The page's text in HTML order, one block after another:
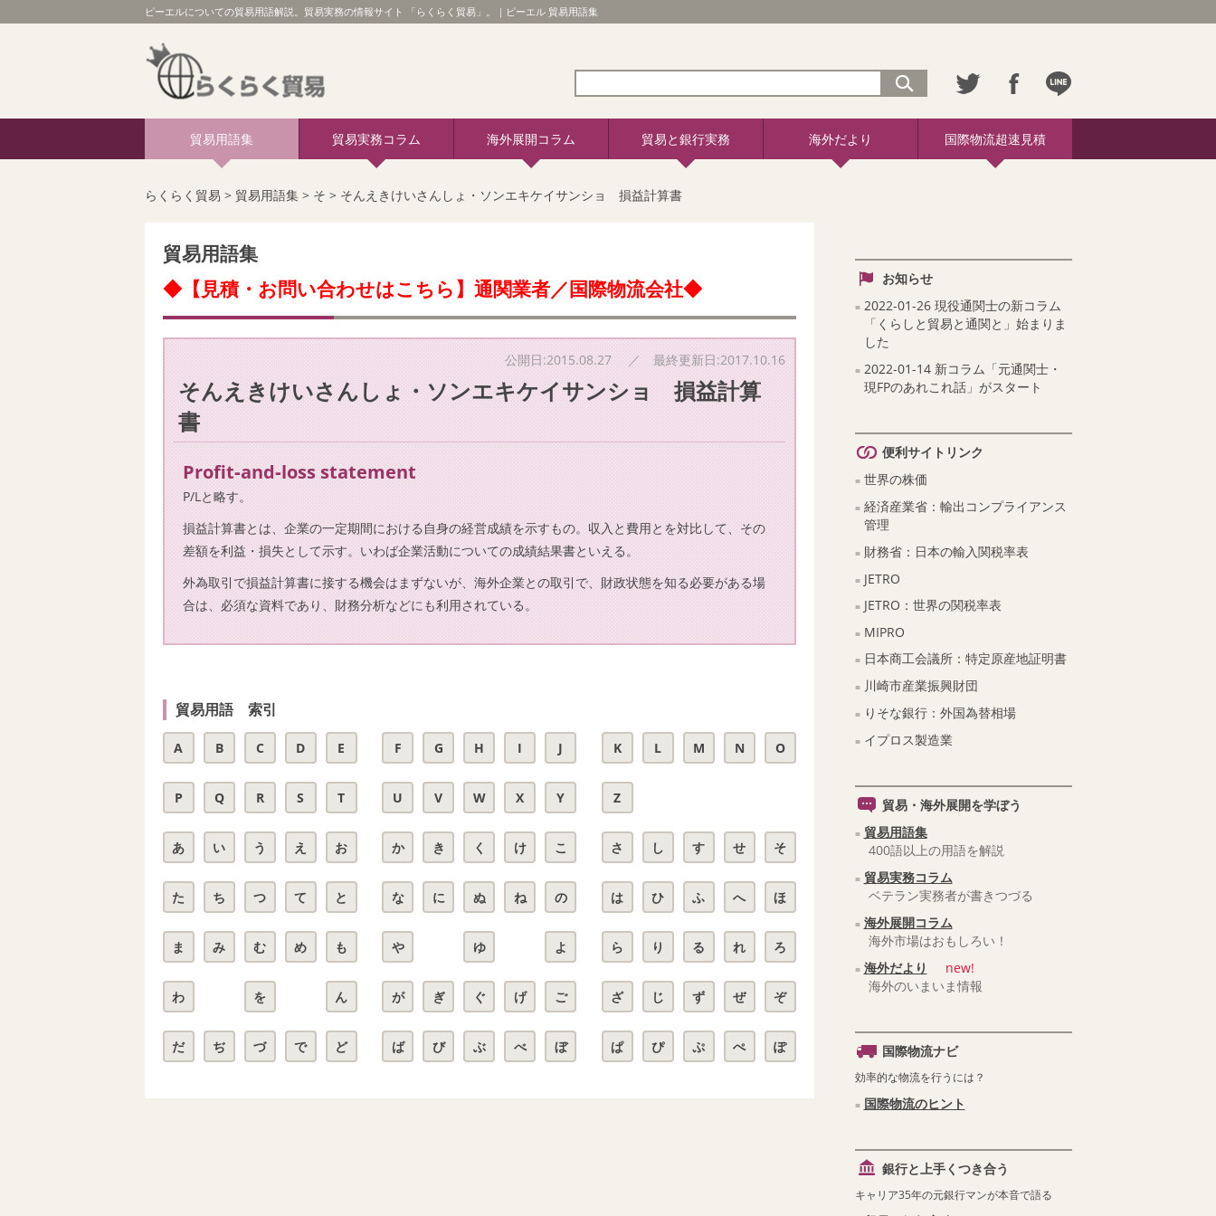
ピーエルについての貿易用語解説。貿易実務の情報サイト 「らくらく貿易」。｜ピーエル 貿易用語集
貿易用語集 貿易実務コラム 海外展開コラム 貿易と銀行実務 海外だより 国際物流超速見積
らくらく貿易 > 貿易用語集> そ > そんえきけいさんしょ・ソンエキケイサンショ 損益計算書
貿易用語集
◆【見積・お問い合わせはこちら】通関業者／国際物流会社◆
公開日:2015.08.27 ／ 最終更新日:2017.10.16
そんえきけいさんしょ・ソンエキケイサンショ 損益計算
書
Profit‐and‐loss statement
P/Lと略す。
損益計算書とは、企業の一定期間における自身の経営成績を示すもの。収入と費用とを対比して、その
差額を利益・損失として示す。いわば企業活動についての成績結果書といえる。
外為取引で損益計算書に接する機会はまずないが、海外企業との取引で、財政状態を知る必要がある場
合は、必須な資料であり、財務分析などにも利用されている。
貿易用語 索引
A B C D E F G H I J K L M N O
P Q R S T U V W X Y Z
あ い う え お か き く け こ さ し す せ そ
た ち つ て と な に ぬ ね の は ひ ふ へ ほ
ま み む め も や ゆ よ ら り る れ ろ
わ を ん が ぎ ぐ げ ご ざ じ ず ぜ ぞ
だ ぢ づ で ど ば び ぶ べ ぼ ぱ ぴ ぷ ぺ ぽ
お知らせ
2022-01-26 現役通関士の新コラム
「くらしと貿易と通関と」始まりま
した
2022-01-14 新コラム「元通関士・
現FPのあれこれ話」がスタート
便利サイトリンク
世界の株価
経済産業省：輸出コンプライアンス
管理
財務省：日本の輸入関税率表
JETRO
JETRO：世界の関税率表
MIPRO
日本商工会議所：特定原産地証明書
川崎市産業振興財団
りそな銀行：外国為替相場
イプロス製造業
貿易・海外展開を学ぼう
貿易用語集
400語以上の用語を解説
貿易実務コラム
ベテラン実務者が書きつづる
海外展開コラム
海外市場はおもしろい！
海外だより
new!
海外のいまいま情報
国際物流ナビ
効率的な物流を行うには？
国際物流のヒント
銀行と上手くつき合う
キャリア35年の元銀行マンが本音で語る